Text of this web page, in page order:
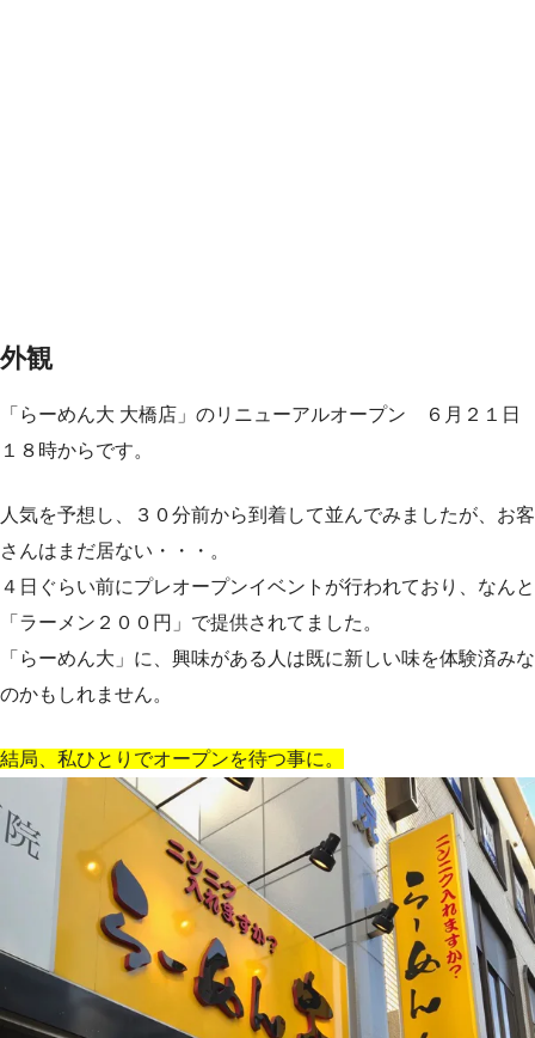
外観
「らーめん大 大橋店」のリニューアルオープン ６月２１日
１８時からです。
人気を予想し、３０分前から到着して並んでみましたが、お客
さんはまだ居ない・・・。
４日ぐらい前にプレオープンイベントが行われており、なんと
「ラーメン２００円」で提供されてました。
「らーめん大」に、興味がある人は既に新しい味を体験済みな
のかもしれません。
結局、私ひとりでオープンを待つ事に。